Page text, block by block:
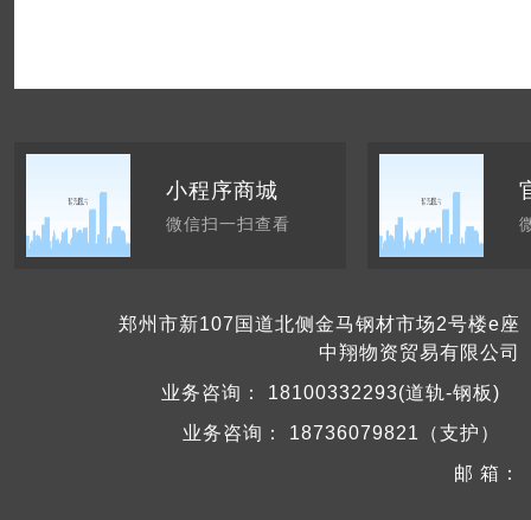
小程序商城
微信扫一扫查看
郑州市新107国道北侧金马钢材市场2号楼e座
中翔物资贸易有限公司
业务咨询：
18100332293(道轨-钢板)
业务咨询：
18736079821（支护）
邮 箱：